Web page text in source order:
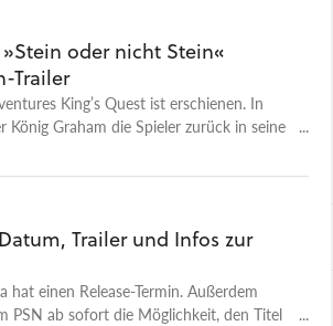
oder nicht Stein«
Trailer
King’s Quest ist erschienen. In
Graham die Spieler zurück in seine
Trailer und Infos zur
hat einen Release-Termin. Außerdem
PSN ab sofort die Möglichkeit, den Titel